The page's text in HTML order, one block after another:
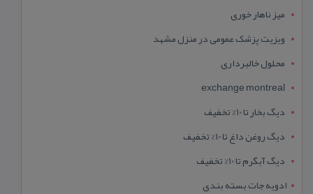
میز ناهار خوری
ویزیت پزشک عمومی در منزل مشهد
محلول خالبرداری
exchange montreal
دیگ بخار تا 10% تخفیف
دیگ روغن داغ تا 10% تخفیف
دیگ آبگرم تا 10% تخفیف
ادویه جات بسته بندی